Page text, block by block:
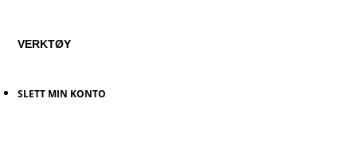
VERKTØY
SLETT MIN KONTO